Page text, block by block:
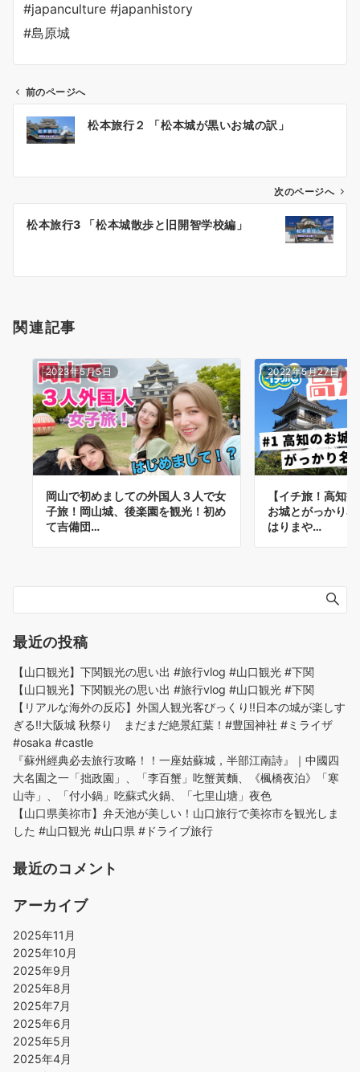
#japanculture #japanhistory
#島原城
ビ
ン
前のページへ
松本旅行２ 「松本城が黒いお城の訳」
次のページへ
松本旅行3 「松本城散歩と旧開智学校編」
関連記事
2023年5月5日
岡山で初めましての外国人３人で女
子旅！岡山城、後楽園を観光！初め
て吉備団…
2022年5月27日
【イチ旅！高知
お城とがっかり
はりまや…
最近の投稿
【山口観光】下関観光の思い出 #旅行vlog #山口観光 #下関
【山口観光】下関観光の思い出 #旅行vlog #山口観光 #下関
【リアルな海外の反応】外国人観光客びっくり!!日本の城が楽しす
ぎる!!大阪城 秋祭り まだまだ絶景紅葉！#豊国神社 #ミライザ
#osaka #castle
『蘇州經典必去旅行攻略！！一座姑蘇城，半部江南詩』｜中國四
大名園之一「拙政園」、「李百蟹」吃蟹黃麵、《楓橋夜泊》「寒
山寺」、「付小鍋」吃蘇式火鍋、「七里山塘」夜色
【山口県美祢市】弁天池が美しい！山口旅行で美祢市を観光しま
した #山口観光 #山口県 #ドライブ旅行
最近のコメント
アーカイブ
2025年11月
2025年10月
2025年9月
2025年8月
2025年7月
2025年6月
2025年5月
2025年4月